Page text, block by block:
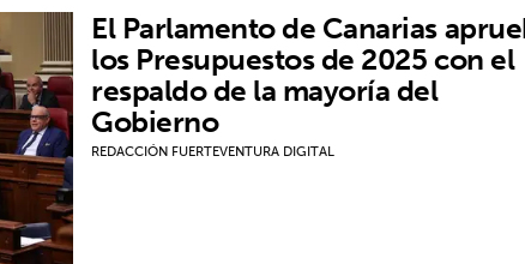
El Parlamento de Canarias
los Presupuestos de 2025 con el
respaldo de la mayoría del
Gobierno
REDACCIÓN FUERTEVENTURA DIGITAL